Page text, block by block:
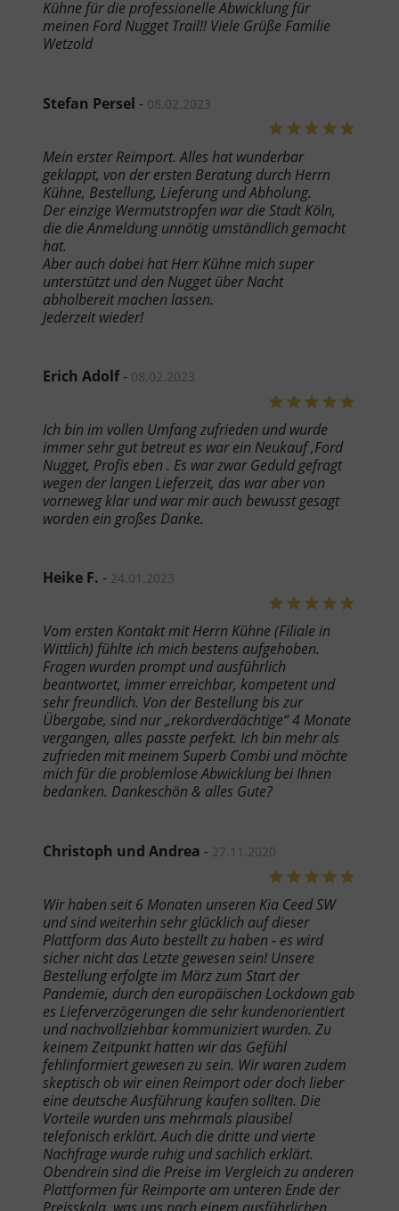
Kühne für die professionelle Abwicklung für
meinen Ford Nugget Trail!! Viele Grüße Familie
Wetzold
Stefan Persel - 08.02.2023
Mein erster Reimport. Alles hat wunderbar
geklappt, von der ersten Beratung durch Herrn
Kühne, Bestellung, Lieferung und Abholung.
Der einzige Wermutstropfen war die Stadt Köln,
die die Anmeldung unnötig umständlich gemacht
hat.
Aber auch dabei hat Herr Kühne mich super
unterstützt und den Nugget über Nacht
abholbereit machen lassen.
Jederzeit wieder!
Erich Adolf- 08.02.2023
Ich bin im vollen Umfang zufrieden und wurde
immer sehr gut betreut es war ein Neukauf ,Ford
Nugget, Profis eben . Es war zwar Geduld gefragt
wegen der langen Lieferzeit, das war aber von
vorneweg klar und war mir auch bewusst gesagt
worden ein großes Danke.
Heike F. - 24.01.2023
Vom ersten Kontakt mit Herrn Kühne (Filiale in
Wittlich) fühlte ich mich bestens aufgehoben.
Fragen wurden prompt und ausführlich
beantwortet, immer erreichbar, kompetent und
sehr freundlich. Von der Bestellung bis zur
Übergabe, sind nur „rekordverdächtige“ 4 Monate
vergangen, alles passte perfekt. Ich bin mehr als
zufrieden mit meinem Superb Combi und möchte
mich für die problemlose Abwicklung bei Ihnen
bedanken. Dankeschön & alles Gute?
Christoph und Andrea - 27.11.2020
Wir haben seit 6 Monaten unseren Kia Ceed SW
und sind weiterhin sehr glücklich auf dieser
Plattform das Auto bestellt zu haben - es wird
sicher nicht das Letzte gewesen sein! Unsere
Bestellung erfolgte im März zum Start der
Pandemie, durch den europäischen Lockdown gab
es Lieferverzögerungen die sehr kundenorientiert
und nachvollziehbar kommuniziert wurden. Zu
keinem Zeitpunkt hatten wir das Gefühl
fehlinformiert gewesen zu sein. Wir waren zudem
skeptisch ob wir einen Reimport oder doch lieber
eine deutsche Ausführung kaufen sollten. Die
Vorteile wurden uns mehrmals plausibel
telefonisch erklärt. Auch die dritte und vierte
Nachfrage wurde ruhig und sachlich erklärt.
Obendrein sind die Preise im Vergleich zu anderen
Plattformen für Reimporte am unteren Ende der